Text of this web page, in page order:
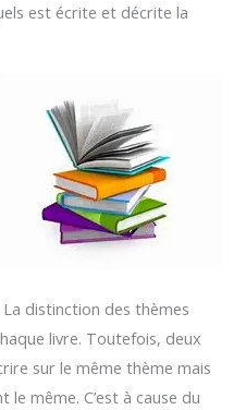
est écrite et décrite la
distinction des thèmes
livre. Toutefois, deux
sur le même thème mais
même. C’est à cause du